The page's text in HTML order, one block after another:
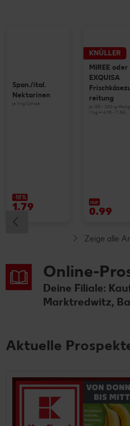
Span./ital.
Nektarinen
je 1-kg-Schale
-18%
1.79
KNÜLLER
MIREE oder
EXQUISA
reitung
je 135 - 200-g-Packg.
(1 kg = 4.95 - 7.34)
nur
0.99
Zeige alle
Online-
Deine Filiale:
Marktredwitz,
Aktuelle